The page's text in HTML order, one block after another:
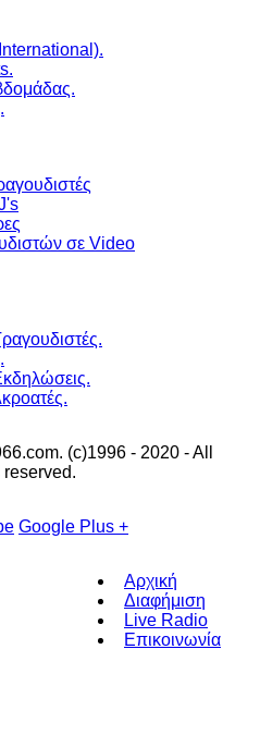
σε Video
(c)1996 - 2020 - All
reserved.
Google Plus +
Αρχική
Διαφήμιση
Live Radio
Επικοινωνία